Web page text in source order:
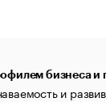
бизнеса и
и